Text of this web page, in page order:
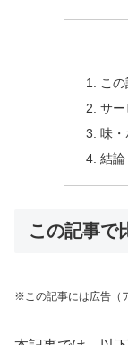
こ
サー
味・
結論
この記事で
※この記事には広告（